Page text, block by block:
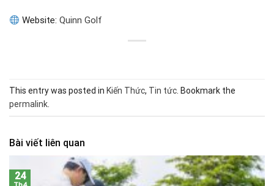
Website: Quinn Golf
This entry was posted in Kiến Thức, Tin tức . Bookmark the
permalink
Bài viết liên quan
24